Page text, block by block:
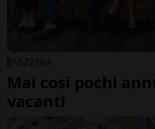
SVIZZERA
Mai così pochi
vacanti